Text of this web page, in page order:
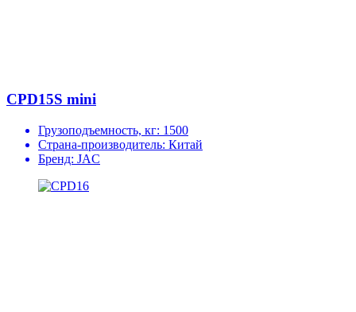
CPD15S mini
Грузоподъемность, кг: 1500
Страна-производитель: Китай
Бренд: JAC